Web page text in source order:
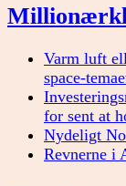
Varm luft
space-
for sent at
Nydeligt
Revnerne i